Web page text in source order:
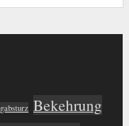
Bekehrung